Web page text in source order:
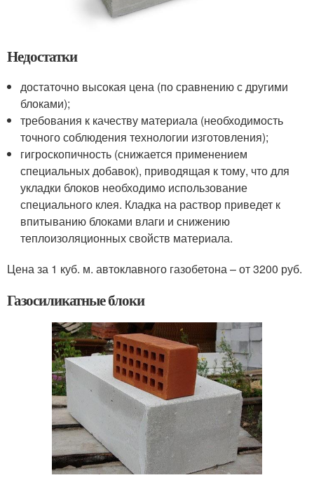
Недостатки
достаточно высокая цена (по сравнению с другими
блоками);
требования к качеству материала (необходимость
точного соблюдения технологии изготовления);
гигроскопичность (снижается применением
специальных добавок), приводящая к тому, что для
укладки блоков необходимо использование
специального клея. Кладка на раствор приведет к
впитыванию блоками влаги и снижению
теплоизоляционных свойств материала.
Цена за 1 куб. м. автоклавного газобетона – от 3200 руб.
Газосиликатные блоки